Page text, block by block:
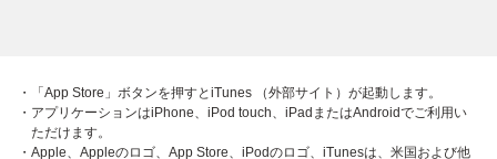
・「App Store」ボタンを押すとiTunes （外部サイト）が起動します。
・アプリケーションはiPhone、iPod touch、iPadまたはAndroidでご利用い
ただけます。
・Apple、Appleのロゴ、App Store、iPodのロゴ、iTunesは、米国および他